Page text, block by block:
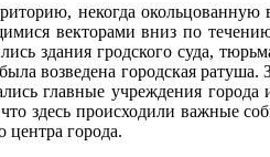
некогда
векторами вниз по
здания гродского суда,
возведена городская
главные учреждения
здесь происходили важные
центра города.